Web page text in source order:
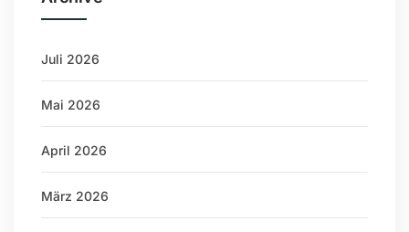
Juli 2026
Mai 2026
April 2026
März 2026